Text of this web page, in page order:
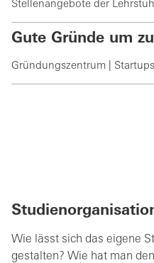
Stellenangebote der
Gute Gründe um
Gründungszentrum |
Wie lässt sich das eigene
gestalten? Wie hat man